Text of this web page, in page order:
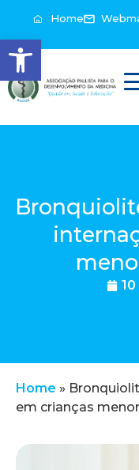
Abrir a barra de
Home
Home »
em crianças